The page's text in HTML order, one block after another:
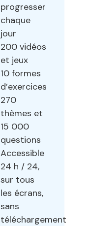
progresser
chaque
jour
200 vidéos
et jeux
10 formes
d’exercices
270
thèmes et
15 000
questions
Accessible
24 h / 24,
sur tous
les écrans,
sans
téléchargement